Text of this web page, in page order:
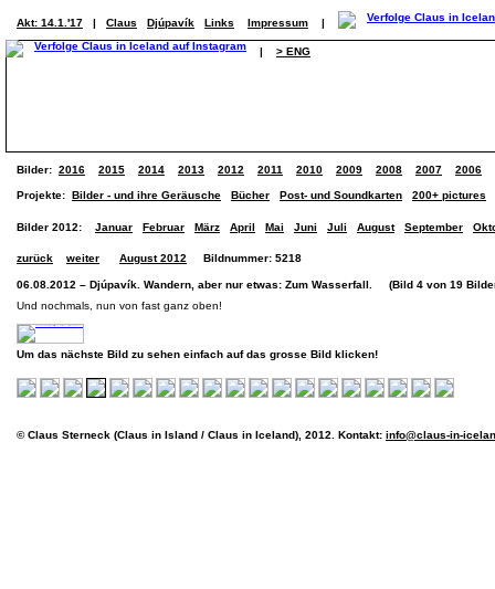
Akt: 14.1.'17 | Claus Djúpavík Links Impressum |
| > ENG
Bilder: 2016 2015 2014 2013 2012 2011 2010 2009 2008 2007 2006
Projekte: Bilder - und ihre Geräusche Bücher Post- und Soundkarten 200+ pictures
Bilder 2012: Januar Februar März April Mai Juni Juli August September
zurück weiter August 2012 Bildnummer: 5218
06.08.2012 – Djúpavík. Wandern, aber nur etwas: Zum Wasserfall. (Bild 4 von 19
Und nochmals, nun von fast ganz oben!
Um das nächste Bild zu sehen einfach auf das grosse Bild klicken!
© Claus Sterneck (Claus in Island / Claus in Iceland), 2012. Kontakt: info@claus-in-